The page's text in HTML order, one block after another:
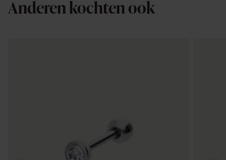
Anderen kochten ook